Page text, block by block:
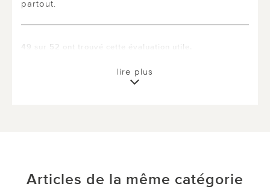
partout.
49 sur 52 ont trouvé cette évaluation utile.
pas utile
lire plus
Articles de la même catégorie